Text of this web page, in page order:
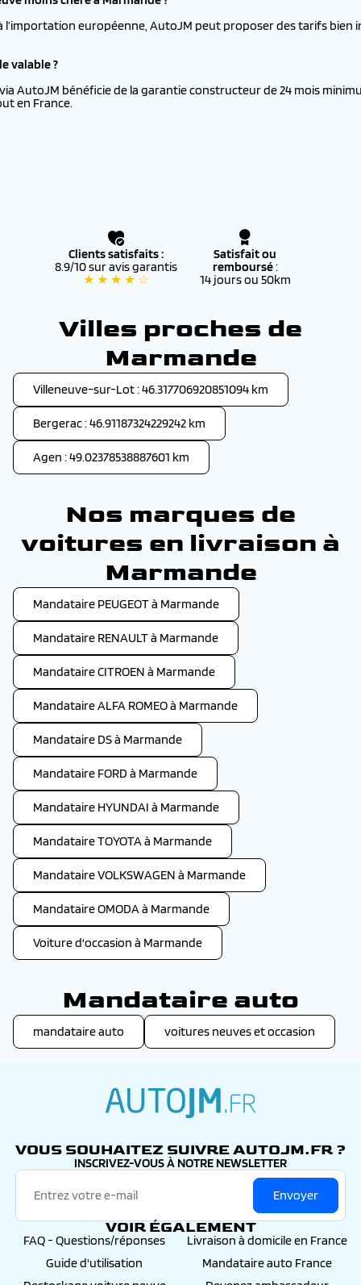
l’importation européenne, AutoJM peut proposer des tarifs bien
valable ?
AutoJM bénéficie de la garantie constructeur de 24 mois
en France.
Clients satisfaits :
8.9/10 sur avis garantis
★ ★ ★ ★ ☆
Satisfait ou
remboursé:
14 jours ou 50km
Villes proches de
Marmande
Villeneuve-sur-Lot : 46.317706920851094 km
Bergerac : 46.91187324229242 km
Agen : 49.02378538887601 km
Nos marques de
voitures en livraison à
Marmande
Mandataire PEUGEOT à Marmande
Mandataire RENAULT à Marmande
Mandataire CITROEN à Marmande
Mandataire ALFA ROMEO à Marmande
Mandataire DS à Marmande
Mandataire FORD à Marmande
Mandataire HYUNDAI à Marmande
Mandataire TOYOTA à Marmande
Mandataire VOLKSWAGEN à Marmande
Mandataire OMODA à Marmande
Voiture d'occasion à Marmande
Mandataire auto
mandataire auto voitures neuves et occasion
VOUS SOUHAITEZ SUIVRE AUTOJM.FR ?
INSCRIVEZ-VOUS À NOTRE NEWSLETTER
Envoyer
VOIR ÉGALEMENT
FAQ - Questions/réponses
Livraison à domicile en France
Guide d'utilisation
Mandataire auto France